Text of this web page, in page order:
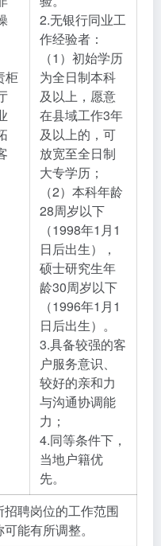
柜
2.无银行同业工
作经验者：
（1）初始学历
为全日制本科
及以上，愿意
在县域工作3年
及以上的，可
放宽至全日制
大专学历；
（2）本科年龄
28周岁以下
（1998年1月1
日后出生），
硕士研究生年
龄30周岁以下
（1996年1月1
日后出生）。
3.具备较强的客
户服务意识、
较好的亲和力
与沟通协调能
力；
4.同等条件下，
当地户籍优
先。
聘岗位的工作范围
能有所调整。